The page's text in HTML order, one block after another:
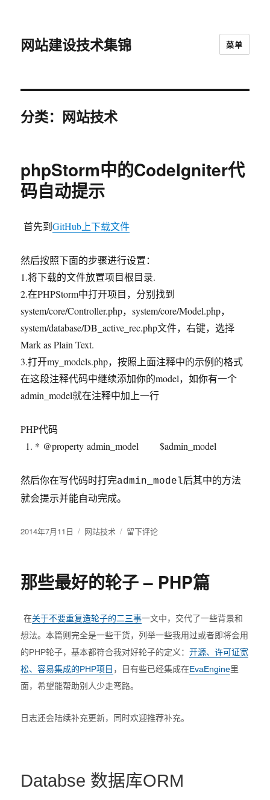
网站建设技术集锦 菜单
分类：网站技术
phpStorm中的CodeIgniter代
码自动提示
首先到GitHub上下载文件
然后按照下面的步骤进行设置：
1.将下载的文件放置项目根目录.
2.在PHPStorm中打开项目，分别找到
system/core/Controller.php，system/core/Model.php，
system/database/DB_active_rec.php文件，右键，选择
Mark as Plain Text.
3.打开my_models.php，按照上面注释中的示例的格式
在这段注释代码中继续添加你的model，如你有一个
admin_model就在注释中加上一行
PHP代码
* @property admin_model$admin_model
然后你在写代码时打完admin_model后其中的方法
就会提示并能自动完成。
发
2014年7月11日
分
网站技术
于
CodeIgniter
代
自
动
提
示
留下评论
那些最好的轮子 – PHP篇
在关于不要重复造轮子的二三事一文中，交代了一些背景和
想法。本篇则完全是一些干货，列举一些我用过或者即将会用
的PHP轮子，基本都符合我对好轮子的定义：开源、许可证宽
松、容易集成的PHP项目 ，目有些已经集成在EvaEngine里
面，希望能帮助别人少走弯路。
日志还会陆续补充更新，同时欢迎推荐补充。
Databse 数据库ORM